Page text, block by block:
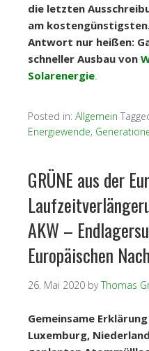
die letzten
am
Antwort nur heißen:
schneller Ausbau von
Solarenergie
Posted in: Allgemein
Energiewende,
GRÜNE aus der
AKW –
Europäischen
26. Mai 2020 byThomas
Gemeinsame
Luxemburg,